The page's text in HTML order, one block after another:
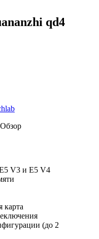
qd4
V3 и E5 V4
карта
(до 2